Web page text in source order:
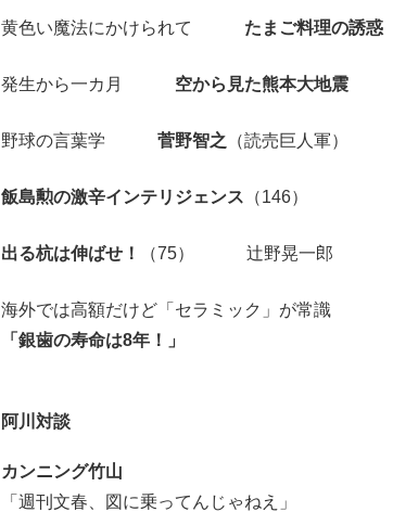
黄色い魔法にかけられて たまご料理の誘惑
発生から一カ月 空から見た熊本大地震
野球の言葉学 菅野智之 （読売巨人軍）
飯島勲の激辛インテリジェンス （146）
出る杭は伸ばせ！ （75） 辻野晃一郎
海外では高額だけど「セラミック」が常識
「銀歯の寿命は8年！」
阿川対談
カンニング竹山
「週刊文春、図に乗ってんじゃねえ」